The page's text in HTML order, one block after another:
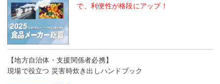
で、利便性が格段にアップ！
【地方自治体・支援関係者必携】
現場で役立つ 災害時炊き出しハンドブック